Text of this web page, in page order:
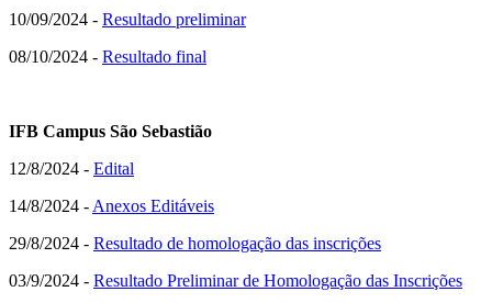
10/09/2024 - Resultado preliminar
08/10/2024 - Resultado final
IFB Campus São Sebastião
12/8/2024 - Edital
14/8/2024 - Anexos Editáveis
29/8/2024 - Resultado de homologação das inscrições
03/9/2024 - Resultado Preliminar de Homologação das Inscrições